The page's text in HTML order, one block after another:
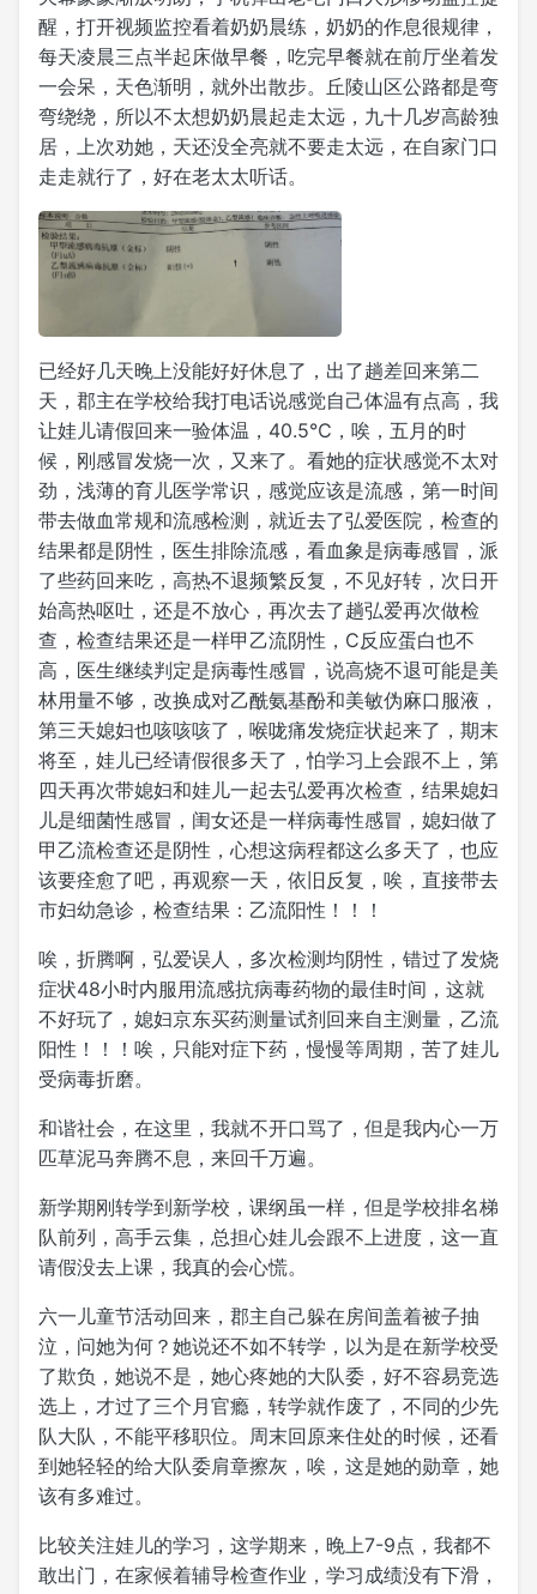
醒，打开视频监控看着奶奶晨练，奶奶的作息很规律，
每天凌晨三点半起床做早餐，吃完早餐就在前厅坐着发
一会呆，天色渐明，就外出散步。丘陵山区公路都是弯
弯绕绕，所以不太想奶奶晨起走太远，九十几岁高龄独
居，上次劝她，天还没全亮就不要走太远，在自家门口
走走就行了，好在老太太听话。
已经好几天晚上没能好好休息了，出了趟差回来第二
天，郡主在学校给我打电话说感觉自己体温有点高，我
让娃儿请假回来一验体温，40.5℃，唉，五月的时
候，刚感冒发烧一次，又来了。看她的症状感觉不太对
劲，浅薄的育儿医学常识，感觉应该是流感，第一时间
带去做血常规和流感检测，就近去了弘爱医院，检查的
结果都是阴性，医生排除流感，看血象是病毒感冒，派
了些药回来吃，高热不退频繁反复，不见好转，次日开
始高热呕吐，还是不放心，再次去了趟弘爱再次做检
查，检查结果还是一样甲乙流阴性，C反应蛋白也不
高，医生继续判定是病毒性感冒，说高烧不退可能是美
林用量不够，改换成对乙酰氨基酚和美敏伪麻口服液，
第三天媳妇也咳咳咳了，喉咙痛发烧症状起来了，期末
将至，娃儿已经请假很多天了，怕学习上会跟不上，第
四天再次带媳妇和娃儿一起去弘爱再次检查，结果媳妇
儿是细菌性感冒，闺女还是一样病毒性感冒，媳妇做了
甲乙流检查还是阴性，心想这病程都这么多天了，也应
该要痊愈了吧，再观察一天，依旧反复，唉，直接带去
市妇幼急诊，检查结果：乙流阳性！！！
唉，折腾啊，弘爱误人，多次检测均阴性，错过了发烧
症状48小时内服用流感抗病毒药物的最佳时间，这就
不好玩了，媳妇京东买药测量试剂回来自主测量，乙流
阳性！！！唉，只能对症下药，慢慢等周期，苦了娃儿
受病毒折磨。
和谐社会，在这里，我就不开口骂了，但是我内心一万
匹草泥马奔腾不息，来回千万遍。
新学期刚转学到新学校，课纲虽一样，但是学校排名梯
队前列，高手云集，总担心娃儿会跟不上进度，这一直
请假没去上课，我真的会心慌。
六一儿童节活动回来，郡主自己躲在房间盖着被子抽
泣，问她为何？她说还不如不转学，以为是在新学校受
了欺负，她说不是，她心疼她的大队委，好不容易竞选
选上，才过了三个月官瘾，转学就作废了，不同的少先
队大队，不能平移职位。周末回原来住处的时候，还看
到她轻轻的给大队委肩章擦灰，唉，这是她的勋章，她
该有多难过。
比较关注娃儿的学习，这学期来，晚上7-9点，我都不
敢出门，在家候着辅导检查作业，学习成绩没有下滑，